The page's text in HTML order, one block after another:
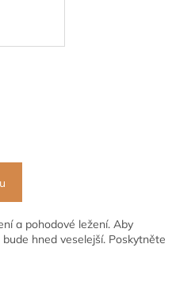
a pohodové ležení. Aby
hned veselejší. Poskytněte